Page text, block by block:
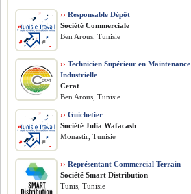
›› Responsable Dépôt
Société Commerciale
Ben Arous, Tunisie
›› Technicien Supérieur en Maintenance
Industrielle
Cerat
Ben Arous, Tunisie
›› Guichetier
Société Julia Wafacash
Monastir, Tunisie
›› Représentant Commercial Terrain
Société Smart Distribution
Tunis, Tunisie